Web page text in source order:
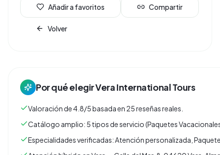
Añadir a favoritos Compartir
Volver
Por qué elegirVera International Tours
Valoración de 4.8/5 basada en 25 reseñas reales.
Catálogo amplio: 5 tipos de servicio (Paquetes
Especialidades verificadas: Atención personalizada,